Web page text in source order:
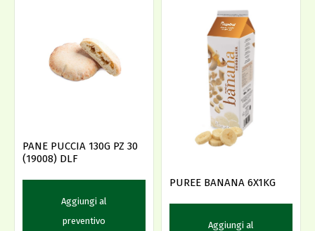
PANE PUCCIA 130G PZ 30
(19008) DLF
Aggiungi al
preventivo
PUREE BANANA 6X1KG
Aggiungi al